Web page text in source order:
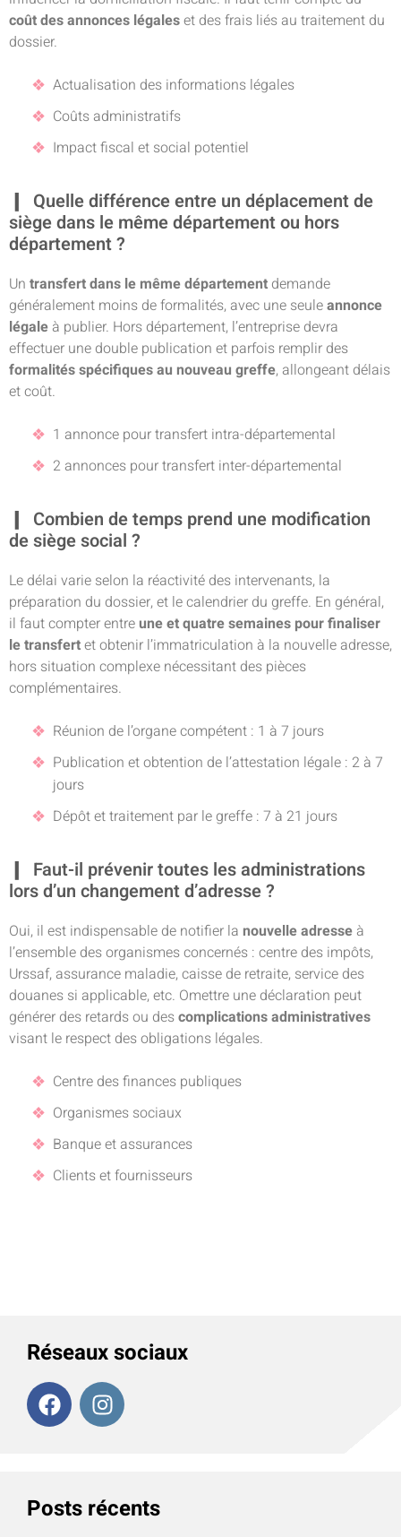
coût des annonces légaleset des frais liés au traitement du
dossier.
Actualisation des informations légales
Coûts administratifs
Impact fiscal et social potentiel
Quelle différence entre un déplacement de
siège dans le même département ou hors
département ?
Un transfert dans le même département demande
généralement moins de formalités, avec une seuleannonce
légale à publier. Hors département, l’entreprise devra
effectuer une double publication et parfois remplir des
formalités spécifiques au nouveau greffe, allongeant délais
et coût.
1 annonce pour transfert intra-départemental
2 annonces pour transfert inter-départemental
Combien de temps prend une modification
de siège social ?
Le délai varie selon la réactivité des intervenants, la
préparation du dossier, et le calendrier du greffe. En général,
il faut compter entreune et quatre semaines pour finaliser
le transfertet obtenir l’immatriculation à la nouvelle adresse,
hors situation complexe nécessitant des pièces
complémentaires.
Réunion de l’organe compétent : 1 à 7 jours
Publication et obtention de l’attestation légale : 2 à 7
jours
Dépôt et traitement par le greffe : 7 à 21 jours
Faut-il prévenir toutes les administrations
lors d’un changement d’adresse ?
Oui, il est indispensable de notifier la nouvelle adresse à
l’ensemble des organismes concernés : centre des impôts,
Urssaf, assurance maladie, caisse de retraite, service des
douanes si applicable, etc. Omettre une déclaration peut
générer des retards ou descomplications administratives
visant le respect des obligations légales.
Centre des finances publiques
Organismes sociaux
Banque et assurances
Clients et fournisseurs
Réseaux sociaux
Posts récents